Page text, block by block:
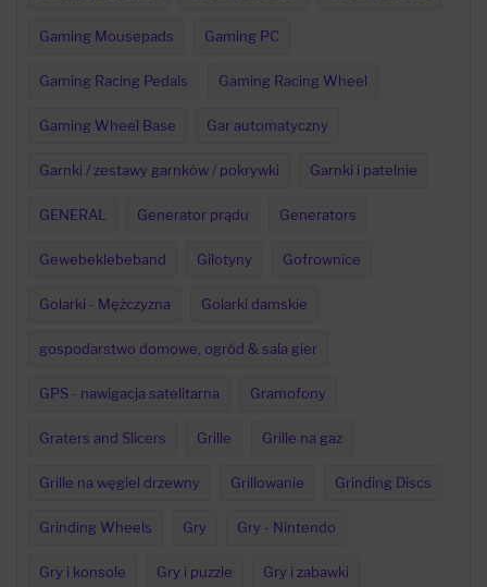
Gaming Mousepads Gaming PC
Gaming Racing Pedals Gaming Racing Wheel
Gaming Wheel Base Gar automatyczny
Garnki / zestawy garnków / pokrywki Garnki i patelnie
GENERAL Generator prądu Generators
Gewebeklebeband Gilotyny Gofrownice
Golarki - Mężczyzna Golarki damskie
gospodarstwo domowe, ogród & sala gier
GPS - nawigacja satelitarna Gramofony
Graters and Slicers Grille Grille na gaz
Grille na węgiel drzewny Grillowanie Grinding Discs
Grinding Wheels Gry Gry - Nintendo
Gry i konsole Gry i puzzle Gry i zabawki